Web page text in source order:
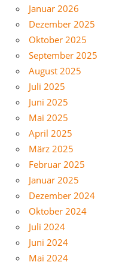
Januar 2026
Dezember 2025
Oktober 2025
September 2025
August 2025
Juli 2025
Juni 2025
Mai 2025
April 2025
März 2025
Februar 2025
Januar 2025
Dezember 2024
Oktober 2024
Juli 2024
Juni 2024
Mai 2024